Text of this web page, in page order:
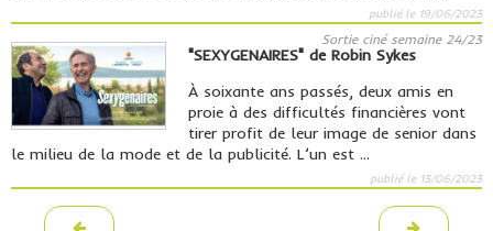
publié le 19/06/2023
Sortie ciné semaine 24/23
"SEXYGENAIRES" de Robin Sykes
À soixante ans passés, deux amis en
proie à des difficultés financières vont
tirer profit de leur image de senior dans
le milieu de la mode et de la publicité. L’un est ...
publié le 13/06/2023